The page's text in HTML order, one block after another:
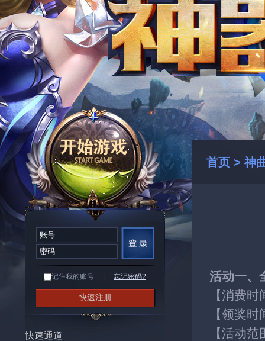
记住我的账号 忘记密码?
快速注册
快速通道
首页 >神
活动一、
【消费时
【领奖时
【活动